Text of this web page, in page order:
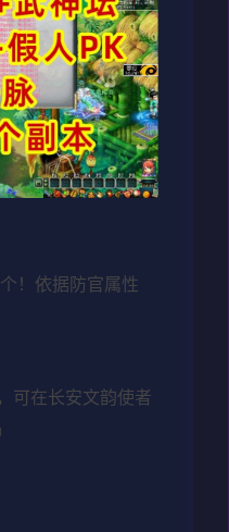
！依据防官属性
可在长安文韵使者